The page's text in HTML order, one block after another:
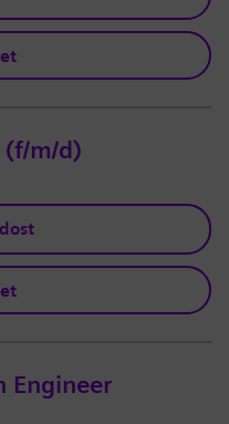
(f/m/d)
Engineer